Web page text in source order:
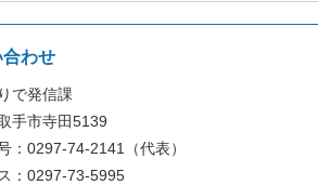
わせ
で発信課
手市寺田5139
：0297-74-2141（代表）
：0297-73-5995